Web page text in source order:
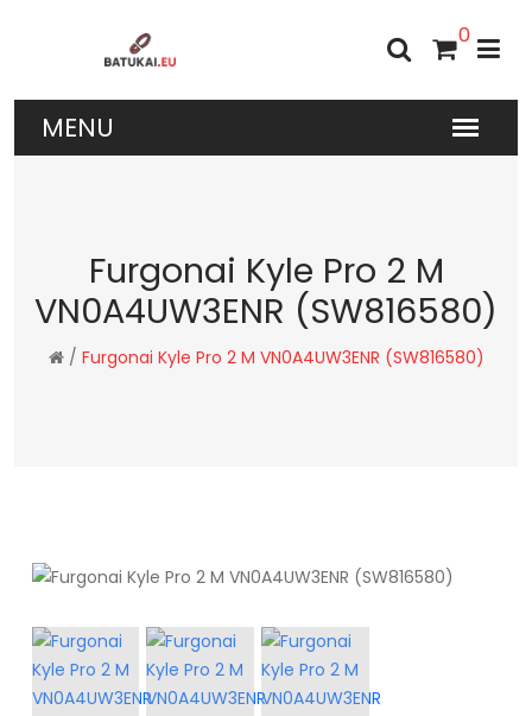
0
Furgonai Kyle Pro 2 M
VN0A4UW3ENR (SW816580)
/ Furgonai Kyle Pro 2 M VN0A4UW3ENR (SW816580)